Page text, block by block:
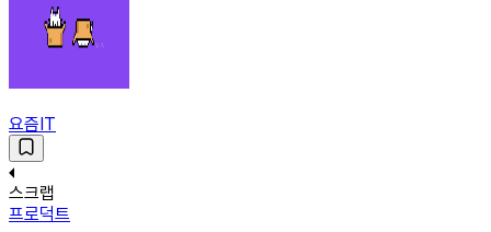
요즘IT
스크랩
프로덕트